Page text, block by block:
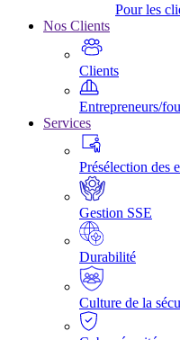
Pour les
Nos Clients
Clients
Entrepreneurs/
Services
Présélection des
Gestion SSE
Durabilité
Culture de la